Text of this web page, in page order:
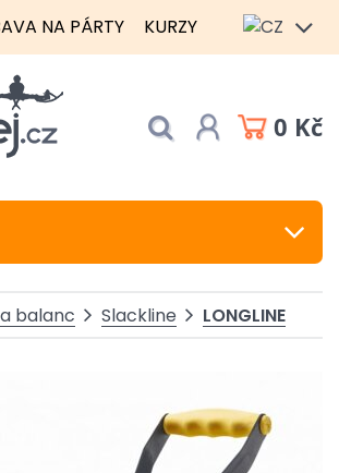
NA PÁRTY KURZY
0 Kč
balanc Slackline LONGLINE